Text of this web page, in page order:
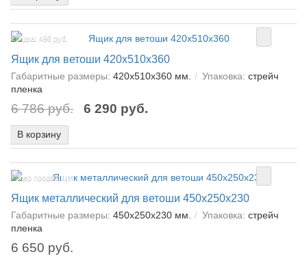
Скидка: 496 руб.
Ящик для ветоши 420х510х360
Габаритные размеры: 420х510х360 мм. Упаковка: стрейч
пленка
6 786 руб. 6 290 руб.
В корзину
Лидер продаж!
Ящик металлический для ветоши 450х250х230
Габаритные размеры: 450х250х230 мм. Упаковка: стрейч
пленка
6 650 руб.